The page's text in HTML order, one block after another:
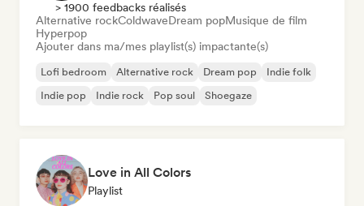
> 1900 feedbacks réalisés
Alternative rockColdwaveDream popMusique de film
Hyperpop
Ajouter dans ma/mes playlist(s) impactante(s)
Lofi bedroom Alternative rock Dream pop
Indie folk
Indie pop
Indie rock Pop soul Shoegaze
Love in All Colors
Playlist